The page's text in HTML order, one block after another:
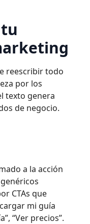
reescribir todo
por los
texto genera
de negocio.
a la acción
CTAs que
mi guía
“Ver precios”.